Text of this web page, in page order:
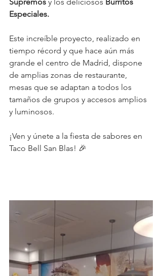
Especiales.
Este increíble proyecto, realizado en
tiempo récord y que hace aún más
grande el centro de Madrid, dispone
de amplias zonas de restaurante,
mesas que se adaptan a todos los
tamaños de grupos y accesos amplios
y luminosos.
¡Ven y únete a la fiesta de sabores en
Taco Bell San Blas! 🎉